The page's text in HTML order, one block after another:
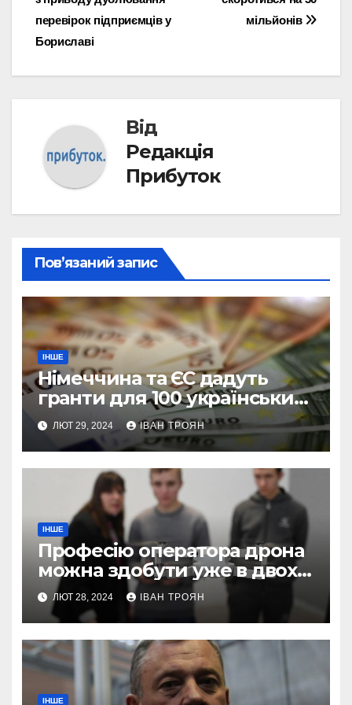
мільйонів
перевірок підприємців у
Бориславі
Від
Редакція
Прибуток
Пов’язаний запис
ІНШЕ
Німеччина та ЄС дадуть
гранти для 100 українських
підприємств
ЛЮТ 29, 2024 ІВАН ТРОЯН
ІНШЕ
Професію оператора дрона
можна здобути уже в двох
профтехах Львівщини
ЛЮТ 28, 2024 ІВАН ТРОЯН
ІНШЕ